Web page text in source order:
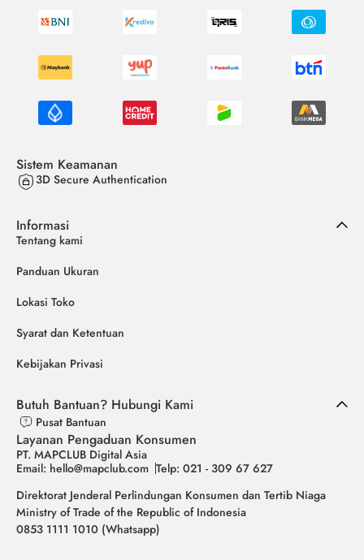
Sistem Keamanan
3D Secure Authentication
Informasi
Tentang kami
Panduan Ukuran
Lokasi Toko
Syarat dan Ketentuan
Kebijakan Privasi
Butuh Bantuan? Hubungi Kami
Pusat Bantuan
Layanan Pengaduan Konsumen
PT. MAPCLUB Digital Asia
Email: hello@mapclub.com Telp: 021 - 309 67 627
Direktorat Jenderal Perlindungan Konsumen dan Tertib Niaga
Ministry of Trade of the Republic of Indonesia
0853 1111 1010 (Whatsapp)